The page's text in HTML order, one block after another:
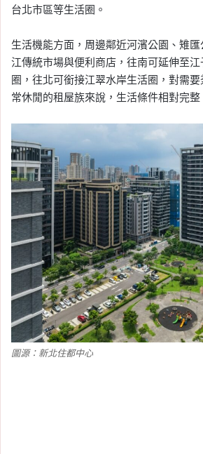
台北市區等生活圈。
生活機能方面，周邊鄰近河濱公園、雉
江傳統市場與便利商店，往南可延伸至
圈，往北可銜接江翠水岸生活圈，對需
常休閒的租屋族來說，生活條件相對完整
圖源：新北住都中心